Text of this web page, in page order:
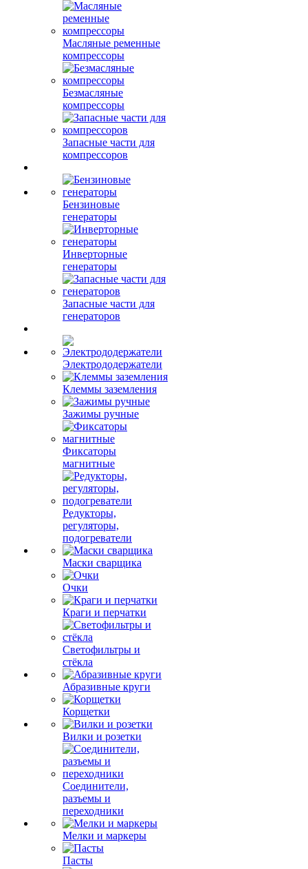
Масляные ременные
компрессоры
Безмасляные
компрессоры
Запасные части для
компрессоров
Бензиновые
генераторы
Инверторные
генераторы
Запасные части для
генераторов
Электрододержатели
Клеммы заземления
Зажимы ручные
Фиксаторы
магнитные
Редукторы,
регуляторы,
подогреватели
Маски сварщика
Очки
Краги и перчатки
Светофильтры и
стёкла
Абразивные круги
Корщетки
Вилки и розетки
Соединители,
разъемы и
переходники
Мелки и маркеры
Пасты